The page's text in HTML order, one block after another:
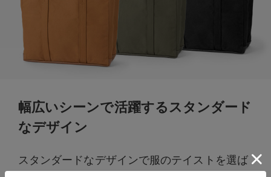
幅広いシーンで活躍するスタンダード
なデザイン
スタンダードなデザインで服のテイストを選ば